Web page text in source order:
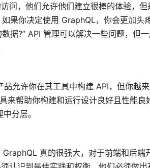
问，他们允许他们建立很棒的体验，
果你决定使用 GraphQL，你会更加头
据?” API 管理可以解决一些问题，但
允许你在其工具中构建 API，但你越
来帮助你构建和运行设计良好且性能
分层。
真的很强大，对于前端和后